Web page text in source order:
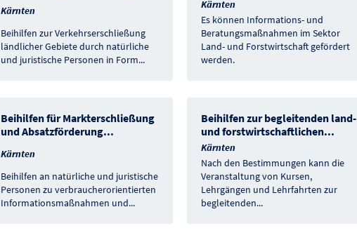
Kärnten
Beihilfen zur Verkehrserschließung
ländlicher Gebiete durch natürliche
und juristische Personen in Form...
Kärnten
Es können Informations- und
Beratungsmaßnahmen im Sektor
Land- und Forstwirtschaft gefördert
werden.
Beihilfen für Markterschließung
und Absatzförderung...
Kärnten
Beihilfen an natürliche und juristische
Personen zu verbraucherorientierten
Informationsmaßnahmen und...
Beihilfen zur begleitenden land-
und forstwirtschaftlichen...
Kärnten
Nach den Bestimmungen kann die
Veranstaltung von Kursen,
Lehrgängen und Lehrfahrten zur
begleitenden...